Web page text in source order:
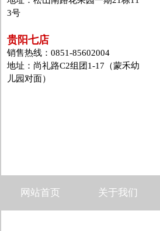
3号
贵阳七店
销售热线：0851-85602004
地址：尚礼路C2组团1-17（蒙禾幼
儿园对面）
网站首页 关于我们